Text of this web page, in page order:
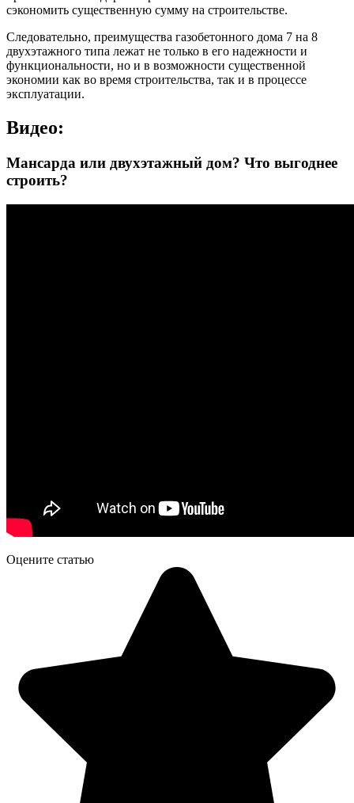
сэкономить существенную сумму на строительстве.
Следовательно, преимущества газобетонного дома 7 на 8
двухэтажного типа лежат не только в его надежности и
функциональности, но и в возможности существенной
экономии как во время строительства, так и в процессе
эксплуатации.
Видео:
Мансарда или двухэтажный дом? Что выгоднее
строить?
Оцените статью